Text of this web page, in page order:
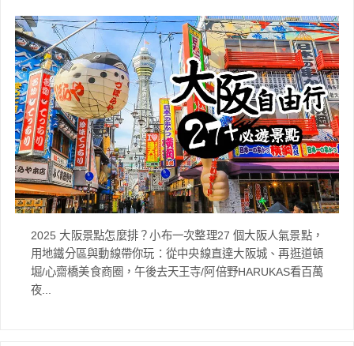
2025 大阪景點怎麼排？小布一次整理27 個大阪人氣景點，
用地鐵分區與動線帶你玩：從中央線直達大阪城、再逛道頓
堀/心齋橋美食商圈，午後去天王寺/阿倍野HARUKAS看百萬
夜...